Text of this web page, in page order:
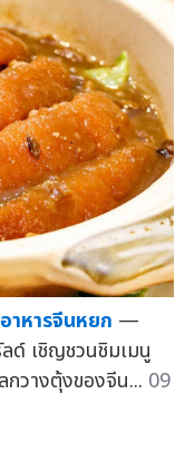
าหารจีนหยก —
ด์ เชิญชวนชิมเมนู
วางตุ้งของจีน... 09